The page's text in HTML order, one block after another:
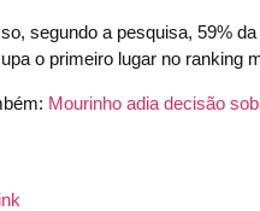
segundo a pesquisa, 59%
o primeiro lugar no ranking
Mourinho adia decisão